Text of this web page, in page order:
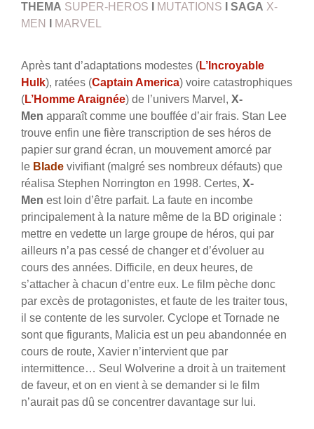
THEMA SUPER-HEROS MUTATIONS SAGA X-
MEN
MARVEL
Après tant d’adaptations modestes (L’Incroyable
Hulk), ratées (Captain America) voire catastrophiques
(L’Homme Araignée) de l’univers Marvel, X-
Men apparaît comme une bouffée d’air frais. Stan Lee
trouve enfin une fière transcription de ses héros de
papier sur grand écran, un mouvement amorcé par
le Blade vivifiant (malgré ses nombreux défauts) que
réalisa Stephen Norrington en 1998. Certes, X-
Men est loin d’être parfait. La faute en incombe
principalement à la nature même de la BD originale :
mettre en vedette un large groupe de héros, qui par
ailleurs n’a pas cessé de changer et d’évoluer au
cours des années. Difficile, en deux heures, de
s’attacher à chacun d’entre eux. Le film pèche donc
par excès de protagonistes, et faute de les traiter tous,
il se contente de les survoler. Cyclope et Tornade ne
sont que figurants, Malicia est un peu abandonnée en
cours de route, Xavier n’intervient que par
intermittence… Seul Wolverine a droit à un traitement
de faveur, et on en vient à se demander si le film
n’aurait pas dû se concentrer davantage sur lui.